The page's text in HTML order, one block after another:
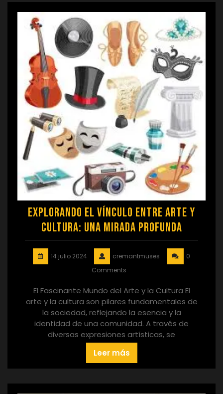
Explorando el Vínculo entre Arte y
Cultura: Una Mirada Profunda
14 julio 2024 cremantmuses
0
Comments
El Fascinante Mundo del Arte y la Cultura El
arte y la cultura son pilares fundamentales de
la sociedad, reflejando la esencia y la
identidad de una comunidad. A través de
diversas expresiones artísticas, se
Leer más